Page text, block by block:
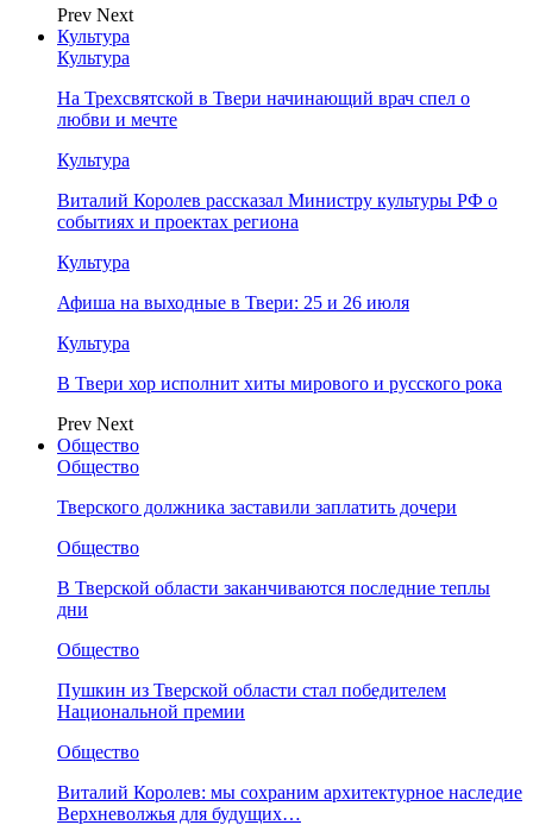
Prev Next
Культура
Культура
На Трехсвятской в Твери начинающий врач спел о
любви и мечте
Культура
Виталий Королев рассказал Министру культуры РФ о
событиях и проектах региона
Культура
Афиша на выходные в Твери: 25 и 26 июля
Культура
В Твери хор исполнит хиты мирового и русского рока
Prev Next
Общество
Общество
Тверского должника заставили заплатить дочери
Общество
В Тверской области заканчиваются последние теплы
дни
Общество
Пушкин из Тверской области стал победителем
Национальной премии
Общество
Виталий Королев: мы сохраним архитектурное наследие
Верхневолжья для будущих…